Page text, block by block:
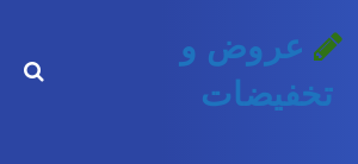
عروض و
تخفيضات